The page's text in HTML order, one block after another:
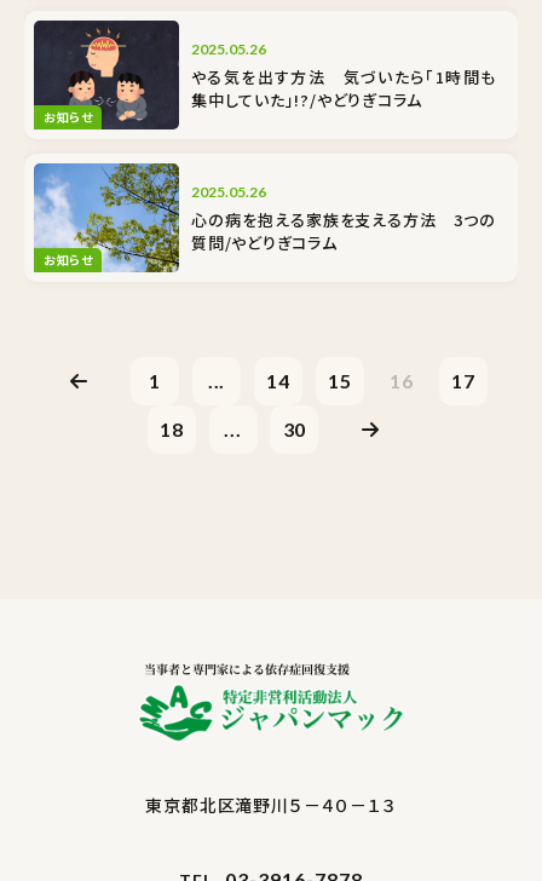
お知らせ
2025.05.26
やる気を出す方法 気づいたら「1時間も
集中していた」!?/やどりぎコラム
お知らせ
2025.05.26
心の病を抱える家族を支える方法 3つの
質問/やどりぎコラム
1 ... 14 15 16 17
18 ... 30
東京都北区滝野川５－４０－１３